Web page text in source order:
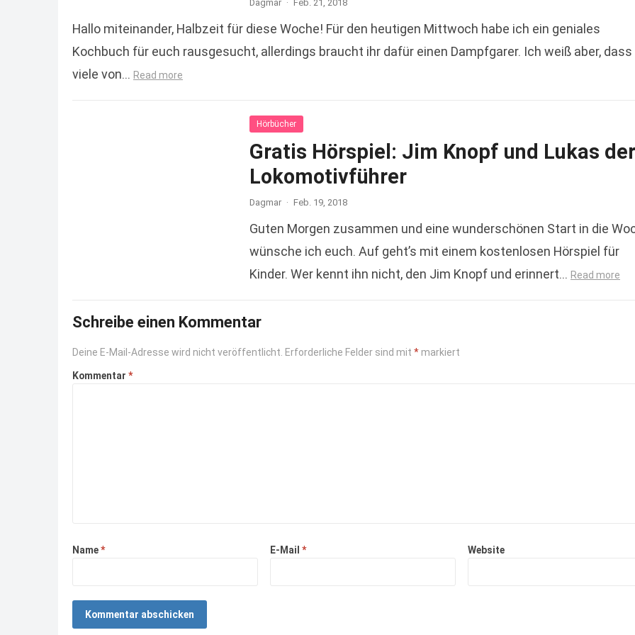
Dagmar · Feb. 21, 2018
Hallo miteinander, Halbzeit für diese Woche! Für den heutigen Mittwoch habe ich ein geniales
Kochbuch für euch rausgesucht, allerdings braucht ihr dafür einen Dampfgarer. Ich weiß aber, dass
viele von… Read more
Hörbücher
Gratis Hörspiel: Jim Knopf und Lukas der
Lokomotivführer
Dagmar · Feb. 19, 2018
Guten Morgen zusammen und eine wunderschönen Start in die
wünsche ich euch. Auf geht’s mit einem kostenlosen Hörspiel für
Kinder. Wer kennt ihn nicht, den Jim Knopf und erinnert… Read more
Schreibe einen Kommentar
Deine E-Mail-Adresse wird nicht veröffentlicht. Erforderliche Felder sind mit * markiert
Kommentar *
Name* E-Mail * Website